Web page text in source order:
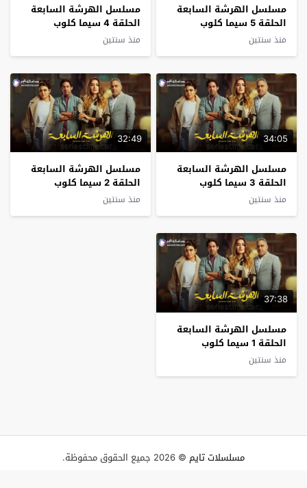
مسلسل الهرشة السابعة
الحلقة 5 سيما كلوب
منذ سنتين
مسلسل الهرشة السابعة
الحلقة 4 سيما كلوب
منذ سنتين
34:05
مسلسل الهرشة السابعة
الحلقة 3 سيما كلوب
منذ سنتين
32:49
مسلسل الهرشة السابعة
الحلقة 2 سيما كلوب
منذ سنتين
37:38
مسلسل الهرشة السابعة
الحلقة 1 سيما كلوب
منذ سنتين
مسلسلات تايم © 2026 جميع الحقوق محفوظة.